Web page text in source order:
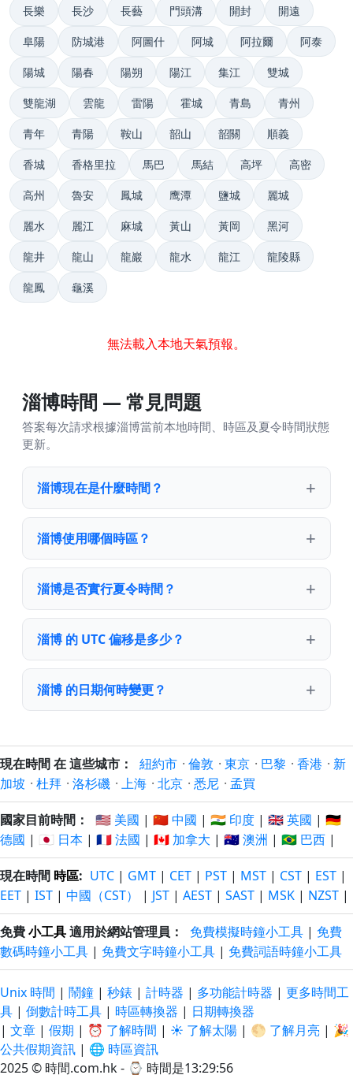
長樂 長沙 長藝 門頭溝 開封 開遠
阜陽 防城港 阿圖什 阿城 阿拉爾 阿泰
陽城 陽春 陽朔 陽江 集江 雙城
雙龍湖 雲龍 雷陽 霍城 青島 青州
青年 青陽 鞍山 韶山 韶關 順義
香城 香格里拉 馬巴 馬結 高坪 高密
高州 魯安 鳳城 鹰潭 鹽城 麗城
麗水 麗江 麻城 黃山 黃岡 黑河
龍井 龍山 龍巖 龍水 龍江 龍陵縣
龍鳳 龜溪
無法載入本地天氣預報。
淄博時間 — 常見問題
答案每次請求根據淄博當前本地時間、時區及夏令時間狀態
更新。
淄博現在是什麼時間？
淄博使用哪個時區？
淄博是否實行夏令時間？
淄博 的 UTC 偏移是多少？
淄博 的日期何時變更？
現在時間 在 這些城市： 紐約市 · 倫敦 · 東京 · 巴黎 · 香港 · 新
加坡 · 杜拜 · 洛杉磯 · 上海 · 北京 · 悉尼 · 孟買
國家目前時間： 🇺🇸 美國 | 🇨🇳 中國 | 🇮🇳 印度 | 🇬🇧 英國 | 🇩🇪
德國 | 🇯🇵 日本 | 🇫🇷 法國 | 🇨🇦 加拿大 | 🇦🇺 澳洲 | 🇧🇷 巴西 |
現在時間 時區: UTC | GMT | CET | PST | MST | CST | EST |
EET | IST | 中國（CST） | JST | AEST | SAST | MSK | NZST |
免費小工具適用於網站管理員： 免費模擬時鐘小工具 | 免費
數碼時鐘小工具 | 免費文字時鐘小工具 | 免費詞語時鐘小工具
Unix 時間 | 鬧鐘 | 秒錶 | 計時器 | 多功能計時器 | 更多時間工
具 | 倒數計時工具 | 時區轉換器 | 日期轉換器
| 文章 | 假期 | ⏰ 了解時間 | ☀️ 了解太陽 | 🌕 了解月亮 | 🎉
公共假期資訊 | 🌐 時區資訊
2025 © 時間.com.hk - ⌚ 時間是13:29:56